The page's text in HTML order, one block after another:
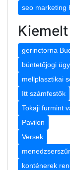
seo marketing
gerinctorna
büntetőjogi
mellplasztikai
Itt számfestők
Tokaji furmint
Pavilon
Versek
konténerek